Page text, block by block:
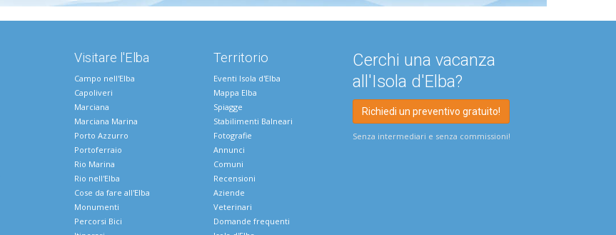
Visitare l'Elba
Campo nell'Elba
Capoliveri
Marciana
Marciana Marina
Porto Azzurro
Portoferraio
Rio Marina
Rio nell'Elba
Cose da fare all'Elba
Monumenti
Percorsi Bici
Territorio
Eventi Isola d'Elba
Mappa Elba
Spiagge
Stabilimenti Balneari
Fotografie
Annunci
Comuni
Recensioni
Aziende
Veterinari
Domande frequenti
Cerchi una vacanza
all'Isola d'Elba?
Richiedi un preventivo gratuito!
Senza intermediari e senza commissioni!